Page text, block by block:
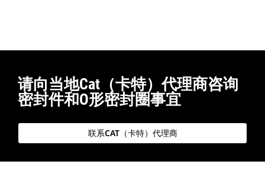
请向当地Cat（卡特）代理商咨询
密封件和O形密封圈事宜
联系CAT（卡特）代理商